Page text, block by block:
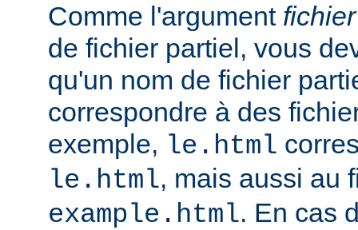
Comme l'argument fichier
de fichier partiel, vous
qu'un nom de fichier
correspondre à des
exemple, le.html
le.html, mais aussi au
example.html. En cas